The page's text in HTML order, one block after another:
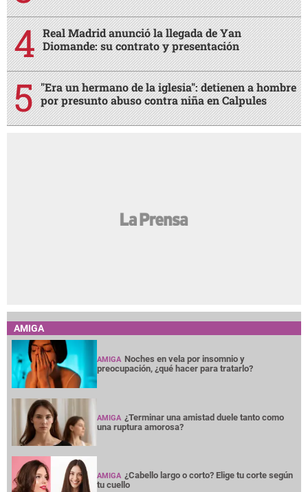
Real Madrid anunció la llegada de Yan
Diomande: su contrato y presentación
"Era un hermano de la iglesia": detienen a hombre
por presunto abuso contra niña en Calpules
AMIGA
AMIGA Noches en vela por insomnio y
preocupación, ¿qué hacer para tratarlo?
AMIGA ¿Terminar una amistad duele tanto como
una ruptura amorosa?
AMIGA ¿Cabello largo o corto? Elige tu corte según
tu cuello